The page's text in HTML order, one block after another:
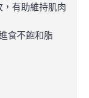
有助維持肌肉
食不飽和脂